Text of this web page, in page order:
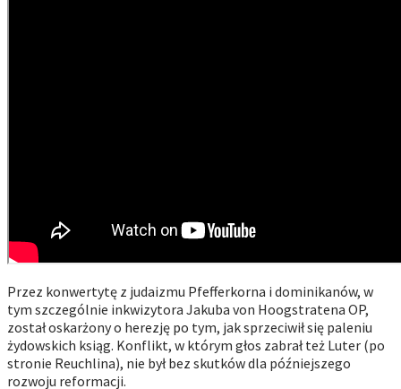
Przez konwertytę z judaizmu Pfefferkorna i dominikanów, w
tym szczególnie inkwizytora Jakuba von Hoogstratena OP,
został oskarżony o herezję po tym, jak sprzeciwił się paleniu
żydowskich ksiąg. Konflikt, w którym głos zabrał też Luter (po
stronie Reuchlina), nie był bez skutków dla późniejszego
rozwoju reformacji.